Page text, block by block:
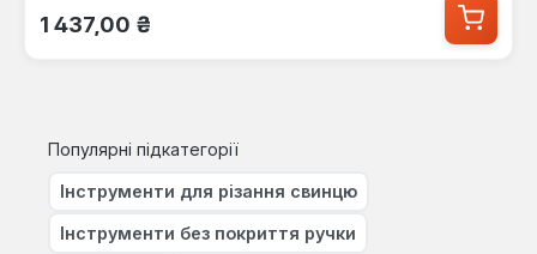
Звичайна ціна:
1 437,00 ₴
Популярні підкатегорії
Інструменти для різання свинцю
Інструменти без покриття ручки